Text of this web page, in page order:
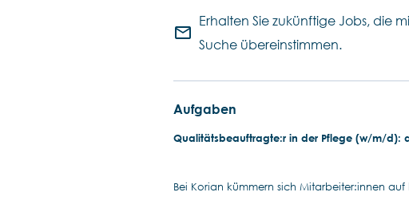
mail_outline
Erhalten Sie zukünftige Jobs, die
Suche übereinstimmen.
Aufgaben
Qualitätsbeauftragte:r in der Pflege (w/m/d):
Bei Korian kümmern sich Mitarbeiter:innen